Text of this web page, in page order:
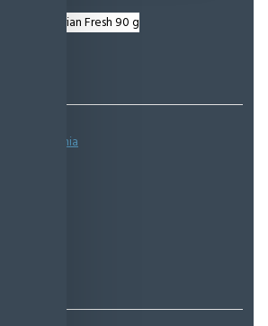
Spune-ţi opinia